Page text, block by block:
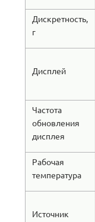
Дискретность,
г
Дисплей
Частота
обновления
дисплея
Рабочая
температура
Источник